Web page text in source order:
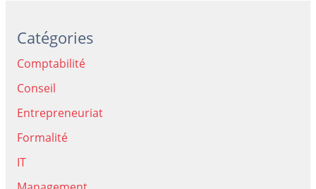
Catégories
Comptabilité
Conseil
Entrepreneuriat
Formalité
IT